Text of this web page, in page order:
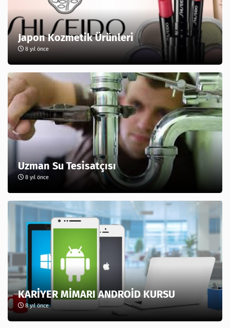
Japon Kozmetik Ürünleri
8 yıl önce
Uzman Su Tesisatçısı
8 yıl önce
KARİYER MİMARI ANDROİD KURSU
8 yıl önce